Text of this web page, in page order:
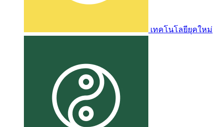
เทคโนโลยียุคใหม่